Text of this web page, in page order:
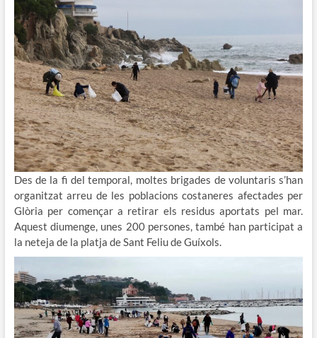
Des de la fi del temporal, moltes brigades de voluntaris s’han
organitzat arreu de les poblacions costaneres afectades per
Glòria per començar a retirar els residus aportats pel mar.
Aquest diumenge, unes 200 persones, també han participat a
la neteja de la platja de Sant Feliu de Guíxols.